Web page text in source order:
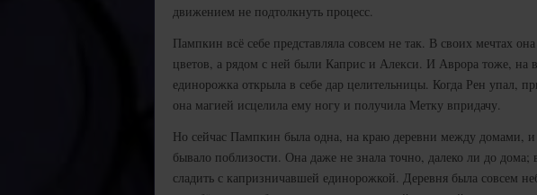
движением не подтолкнуть процесс.
Пампкин всё себе представляла совсем не так. В своих мечтах
цветов, а рядом с ней были Каприс и Алекси. И Аврора тоже, на
единорожка открыла в себе дар целительницы. Когда Рен упал,
она магией исцелила ему ногу и получила Метку впридачу.
Но сейчас Пампкин была одна, на краю деревни между домами, и
бывало поблизости. Она даже не знала точно, далеко ли до
сладить с капризничавшей единорожкой. Деревня была